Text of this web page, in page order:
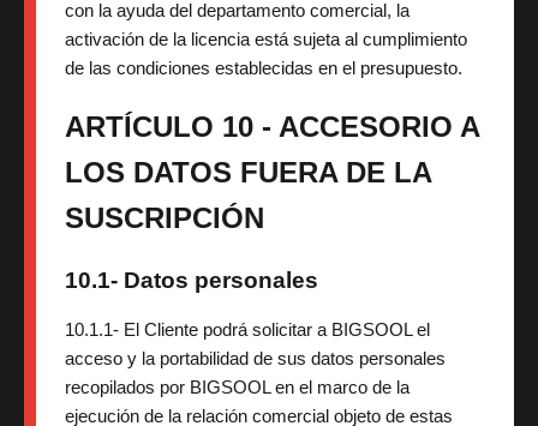
con la ayuda del departamento comercial, la
activación de la licencia está sujeta al cumplimiento
de las condiciones establecidas en el presupuesto.
ARTÍCULO 10 - ACCESORIO A
LOS DATOS FUERA DE LA
SUSCRIPCIÓN
10.1- Datos personales
10.1.1- El Cliente podrá solicitar a BIGSOOL el
acceso y la portabilidad de sus datos personales
recopilados por BIGSOOL en el marco de la
ejecución de la relación comercial objeto de estas